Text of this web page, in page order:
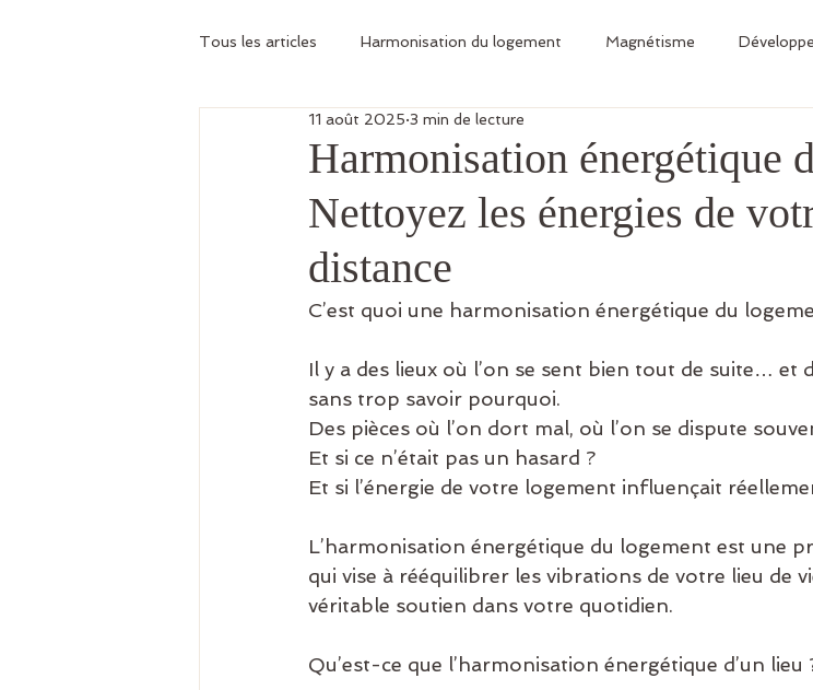
Tous les articles Harmonisation du logement Magnétisme
Flammes jumelles Tarot de Marseille
Harmonisation énergétique
Nettoyez les énergies de
distance
11 août 2025 3 min de lecture
C’est quoi une harmonisation énergétique du
Il y a des lieux où l’on se sent bien tout de suite… et
sans trop savoir pourquoi.
Des pièces où l’on dort mal, où l’on se dispute
Et si ce n’était pas un hasard ?
Et si l’énergie de votre logement influençait
L’harmonisation énergétique du logement est une
qui vise à rééquilibrer les vibrations de votre lieu de
véritable soutien dans votre quotidien.
Qu’est-ce que l’harmonisation énergétique d’un lieu